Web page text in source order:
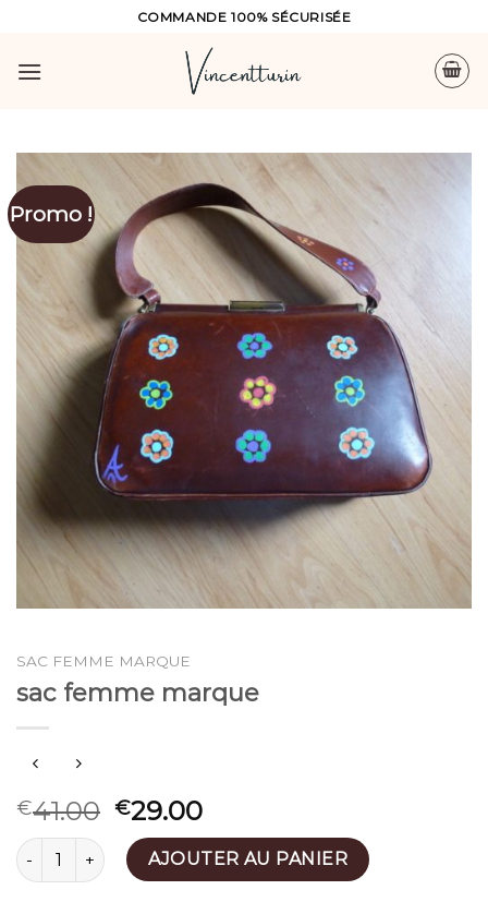
content
COMMANDE 100% SÉCURISÉE
Promo !
SAC FEMME MARQUE
sac femme marque
€41.00 €29.00
quantité de sac femme marque
AJOUTER AU PANIER